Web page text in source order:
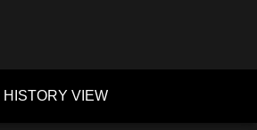
HISTORY VIEW